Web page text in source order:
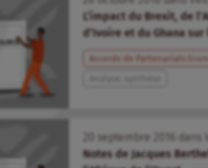
L’impact du Brexit, de
d’Ivoire et du Ghana
Accords de Partenariats
septembre dans
Notes de Jacques